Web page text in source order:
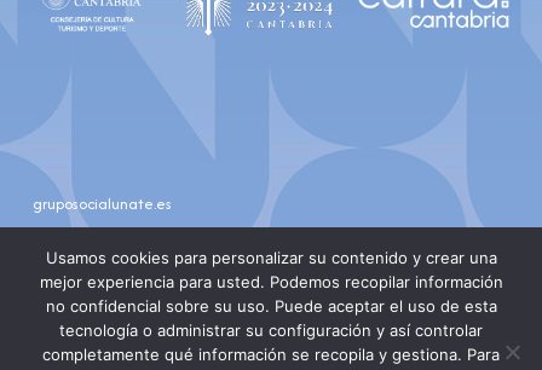
gruposocialunate.es
youtubeinstagram
Usamos cookies para personalizar su contenido y crear una
mejor experiencia para usted. Podemos recopilar información
no confidencial sobre su uso. Puede aceptar el uso de esta
tecnología o administrar su configuración y así controlar
completamente qué información se recopila y gestiona. Para